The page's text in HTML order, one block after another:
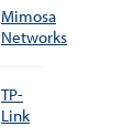
Mimosa
Networks
TP-
Link